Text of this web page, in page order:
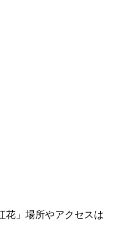
花」場所やアクセスは